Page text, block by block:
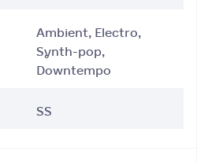
Ambient, Electro,
Synth-pop,
Downtempo
SS